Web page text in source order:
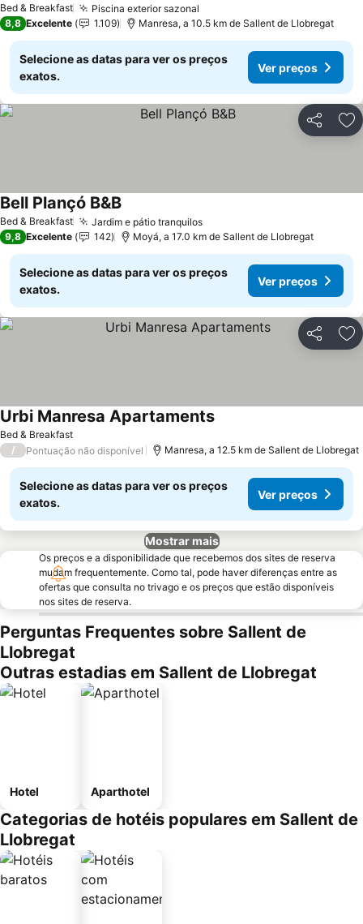
Bed & Breakfast Piscina exterior sazonal
8,8 Excelente 1.109 Manresa, a 10.5 km de Sallent de Llobregat
Selecione as datas para ver os preços
exatos.
Ver preços
Partilhar
Bed & Breakfast Jardim e pátio tranquilosVer preços
Bell Plançó B&BVer preços
9,8 Excelente 142 Moyá, a 17.0 km de Sallent de Llobregat
Selecione as datas para ver os preços
exatos.
Ver preços
Partilhar
Bed & Breakfast
Urbi Manresa ApartamentsVer preços
/ Pontuação não disponível Manresa, a 12.5 km de Sallent de Llobregat
Selecione as datas para ver os preços
exatos.
Ver preços
Mostrar mais
Os preços e a disponibilidade que recebemos dos sites de reserva
mudam frequentemente. Como tal, pode haver diferenças entre as
ofertas que consulta no trivago e os preços que estão disponíveis
nos sites de reserva.
Perguntas Frequentes sobre Sallent de
Llobregat
Outras estadias em Sallent de Llobregat
Hotel Aparthotel
Categorias de hotéis populares em Sallent de
Llobregat